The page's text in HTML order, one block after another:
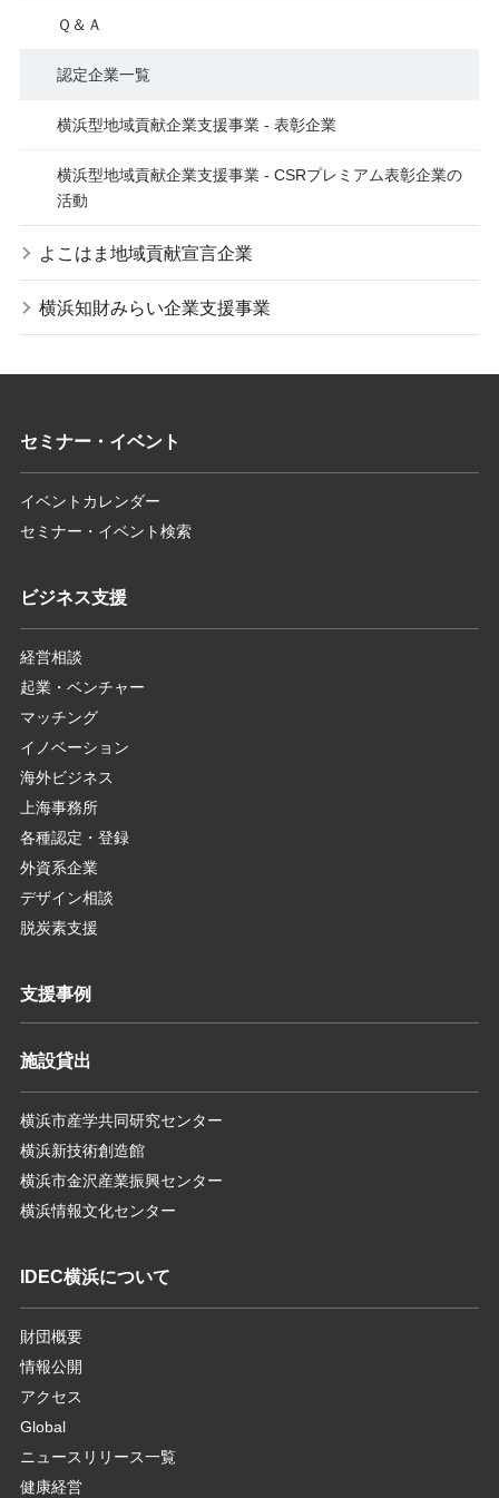
Ｑ＆Ａ
認定企業一覧
横浜型地域貢献企業支援事業 - 表彰企業
横浜型地域貢献企業支援事業 - CSRプレミアム表彰企業の
活動
よこはま地域貢献宣言企業
横浜知財みらい企業支援事業
セミナー・イベント
イベントカレンダー
セミナー・イベント検索
ビジネス支援
経営相談
起業・ベンチャー
マッチング
イノベーション
海外ビジネス
上海事務所
各種認定・登録
外資系企業
デザイン相談
脱炭素支援
支援事例
施設貸出
横浜市産学共同研究センター
横浜新技術創造館
横浜市金沢産業振興センター
横浜情報文化センター
IDEC横浜について
財団概要
情報公開
アクセス
Global
ニュースリリース一覧
健康経営